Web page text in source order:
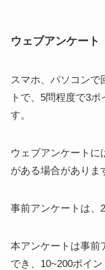
ウェブアンケート
スマホ、パソコンで
トで、 5問程度で3ポ
す。
ウェブアンケートに
がある場合がありま
事前アンケートは、
本アンケートは事前
でき、 10~200ポイン